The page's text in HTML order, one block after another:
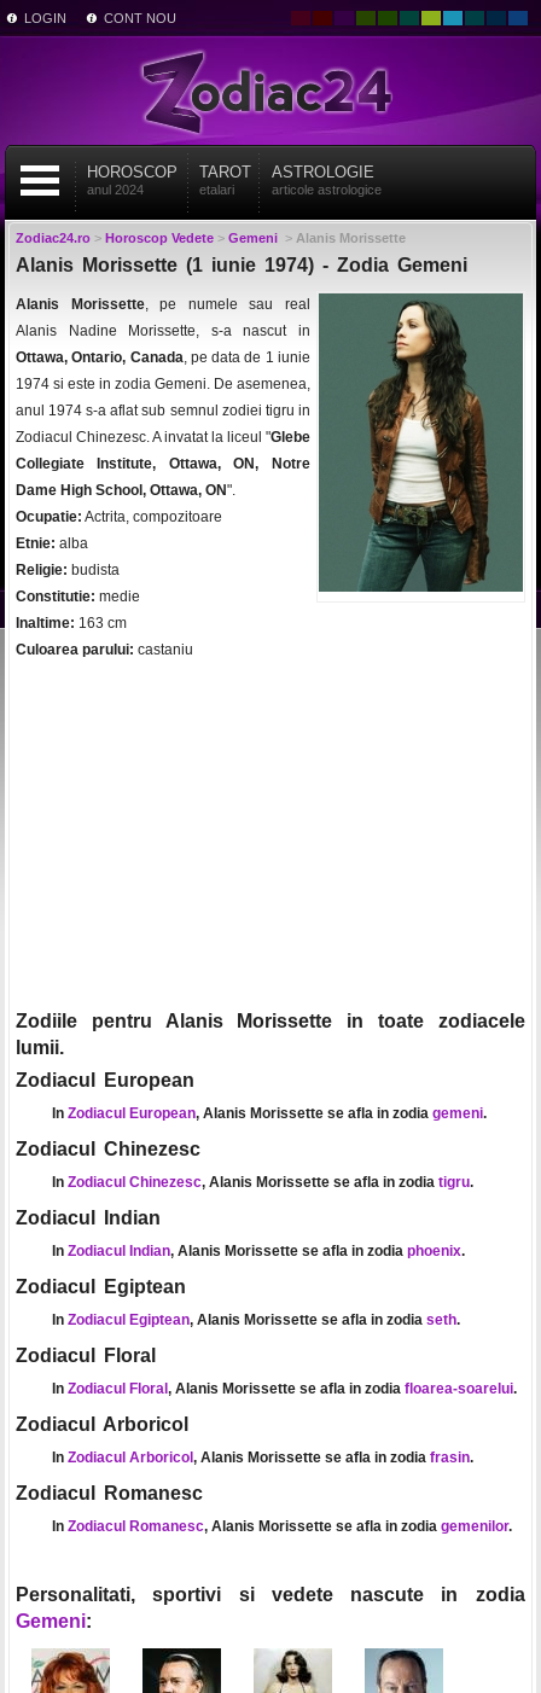
LOGIN CONT NOU
HOROSCOP
anul 2024
TAROT
etalari
ASTROLOGIE
articole astrologice
Zodiac24.ro> Horoscop Vedete> Gemeni> Alanis Morissette
Alanis Morissette (1 iunie 1974) - Zodia Gemeni
Alanis Morissette, pe numele sau real
Alanis Nadine Morissette, s-a nascut in
Ottawa, Ontario, Canada, pe data de 1 iunie
1974 si este in zodia Gemeni. De asemenea,
anul 1974 s-a aflat sub semnul zodiei tigru in
Zodiacul Chinezesc. A invatat la liceul "Glebe
Collegiate Institute, Ottawa, ON, Notre
Dame High School, Ottawa, ON".
Ocupatie: Actrita, compozitoare
Etnie: alba
Religie: budista
Constitutie: medie
Inaltime: 163 cm
Culoarea parului: castaniu
Zodiile pentru Alanis Morissette in toate zodiacele
lumii.
Zodiacul European
In Zodiacul European, Alanis Morissette se afla in zodia gemeni.
Zodiacul Chinezesc
In Zodiacul Chinezesc, Alanis Morissette se afla in zodia tigru.
Zodiacul Indian
In Zodiacul Indian, Alanis Morissette se afla in zodia phoenix.
Zodiacul Egiptean
In Zodiacul Egiptean, Alanis Morissette se afla in zodia seth.
Zodiacul Floral
In Zodiacul Floral , Alanis Morissette se afla in zodia floarea-soarelui.
Zodiacul Arboricol
In Zodiacul Arboricol , Alanis Morissette se afla in zodia frasin.
Zodiacul Romanesc
In Zodiacul Romanesc, Alanis Morissette se afla in zodia gemenilor.
Personalitati, sportivi si vedete nascute in zodia
Gemeni: